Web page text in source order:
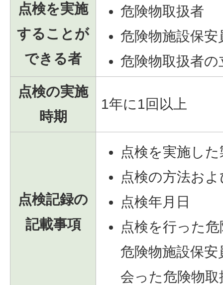
点検を実施
することが
できる者
危険物取扱者
危険物施設保安
危険物取扱者
点検の実施
時期
1年に1回以上
点検記録の
記載事項
点検を実施し
点検の方法お
点検年月日
点検を行った
危険物施設保
会った危険物